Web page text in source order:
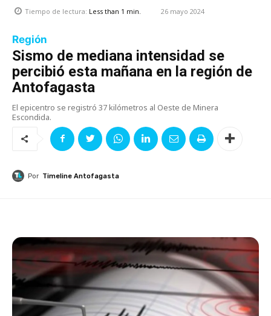
Tiempo de lectura: Less than 1 min. 26 mayo 2024
Región
Sismo de mediana intensidad se
percibió esta mañana en la región de
Antofagasta
El epicentro se registró 37 kilómetros al Oeste de Minera
Escondida.
Por Timeline Antofagasta